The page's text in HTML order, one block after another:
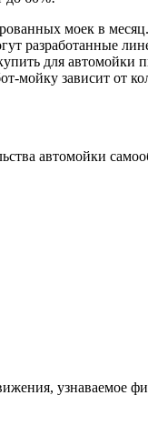
моек в
разработанные
для
мойку зависит от
автомойки
узнаваемое